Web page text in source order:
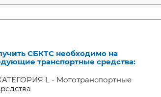
СБКТС необходимо на
транспортные средства:
L - Мототранспортные